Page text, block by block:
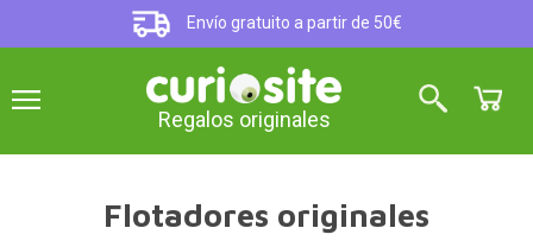
Envío gratuito a partir de 50€
Regalos originales
Flotadores originales